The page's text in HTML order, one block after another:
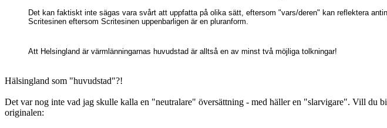
Det kan faktiskt inte sägas vara svårt att uppfatta på olika sätt, eftersom "vars/deren" kan reflektera
Scritesinen eftersom Scritesinen uppenbarligen är en pluranform.
Att Helsingland är värmlänningarnas huvudstad är alltså en av minst två möjliga tolkningar!
Hälsingland som "huvudstad"?!
Det var nog inte vad jag skulle kalla en "neutralare" översättning - med häller en "slarvigare". Vill du
originalen: